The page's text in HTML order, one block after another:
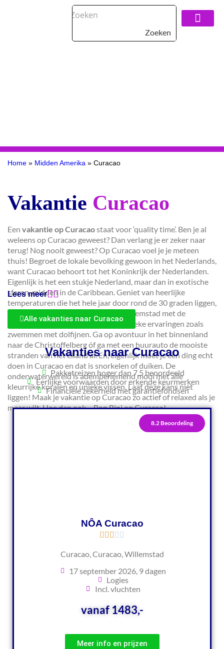
Zoeken
Home » Midden Amerika » Curacao
Vakantie Curacao
Een vakantie op Curacaostaat voor ‘quality time’. Ben je al
weleens op Curacao geweest? Dan verlang je er zeker naar
terug! Nog nooit geweest? Op Curacao voel je je meteen
thuis! Begroet de lokale bevolking gewoon in het Nederlands,
want Curacao behoort tot het Koninkrijk der Nederlanden.
Eigenlijk is het een stukje Nederland, maar dan in exotische
sferen, midden in de Caribbean. Geniet van heerlijke
temperaturen die het hele jaar door rond de 30 graden liggen,
ontdek de historische wijken van Willemstad met de
pastelkleurige huizen en beleef er unieke ervaringen zoals
zwemmen met dolfijnen. Ga op avontuur in het binnenland
naar de Christoffelberg óf ga met een huurauto de mooiste
stranden van het eiland af. En, eigenlijk moet je één ding echt
doen in Curacao en dat is snorkelen of duiken. De
onderwaterwereld is adembenemend mooi met alle
kleurrijke koralen en unieke vissen. Laat deze kans niet
liggen! Maak je vakantie op Curacao zo actief of relaxed als je
maar wilt. Hoe dan ook… Bon Bini op Curacao!
Lees meer
Alle vakanties naar Curacao
Vakanties naar Curacao
Pakketreizen hoger dan 7,5 beoordeeld
Eerlijke voorwaarden door erkende keurmerken
Financiële zekerheid met garantiefondsen
8.2 Beoordeling
NÔA Curacao
Curacao, Curacao, Willemstad
17 september 2026, 9 dagen
Logies
Incl. vluchten
vanaf 1483,-
Meer info en prijzen